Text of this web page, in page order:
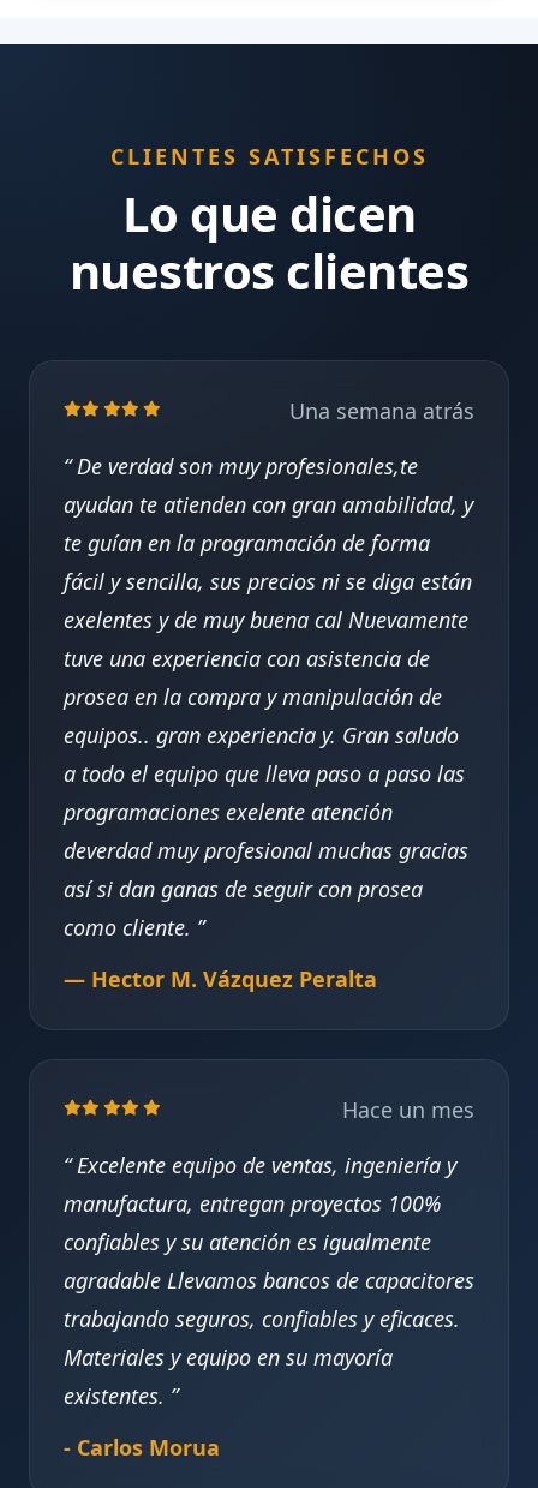
CLIENTES SATISFECHOS
Lo que dicen
nuestros clientes
Una semana atrás
De verdad son muy profesionales,te
ayudan te atienden con gran amabilidad, y
te guían en la programación de forma
fácil y sencilla, sus precios ni se diga están
exelentes y de muy buena cal Nuevamente
tuve una experiencia con asistencia de
prosea en la compra y manipulación de
equipos.. gran experiencia y. Gran saludo
a todo el equipo que lleva paso a paso las
programaciones exelente atención
deverdad muy profesional muchas gracias
así si dan ganas de seguir con prosea
como cliente.
— Hector M. Vázquez Peralta
Hace un mes
Excelente equipo de ventas, ingeniería y
manufactura, entregan proyectos 100%
confiables y su atención es igualmente
agradable Llevamos bancos de capacitores
trabajando seguros, confiables y eficaces.
Materiales y equipo en su mayoría
existentes.
- Carlos Morua